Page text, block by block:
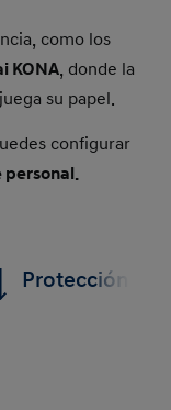
como los
KONA, donde la
su papel.
configurar
personal.
Protección